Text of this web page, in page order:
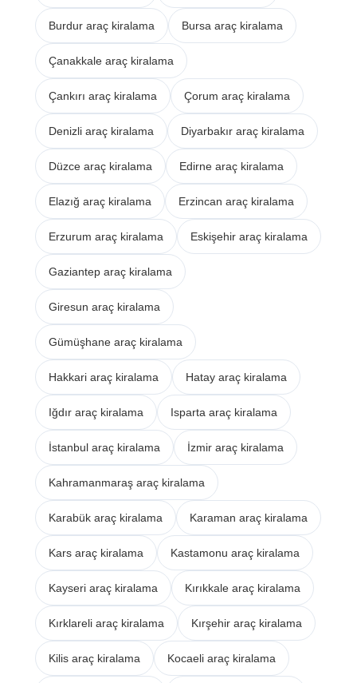
Burdur araç kiralama Bursa araç kiralama
Çanakkale araç kiralama
Çankırı araç kiralama Çorum araç kiralama
Denizli araç kiralama Diyarbakır araç kiralama
Düzce araç kiralama Edirne araç kiralama
Elazığ araç kiralama Erzincan araç kiralama
Erzurum araç kiralama Eskişehir araç kiralama
Gaziantep araç kiralama
Giresun araç kiralama
Gümüşhane araç kiralama
Hakkari araç kiralama Hatay araç kiralama
Iğdır araç kiralama Isparta araç kiralama
İstanbul araç kiralama İzmir araç kiralama
Kahramanmaraş araç kiralama
Karabük araç kiralama Karaman araç kiralama
Kars araç kiralama Kastamonu araç kiralama
Kayseri araç kiralama Kırıkkale araç kiralama
Kırklareli araç kiralama Kırşehir araç kiralama
Kilis araç kiralama Kocaeli araç kiralama